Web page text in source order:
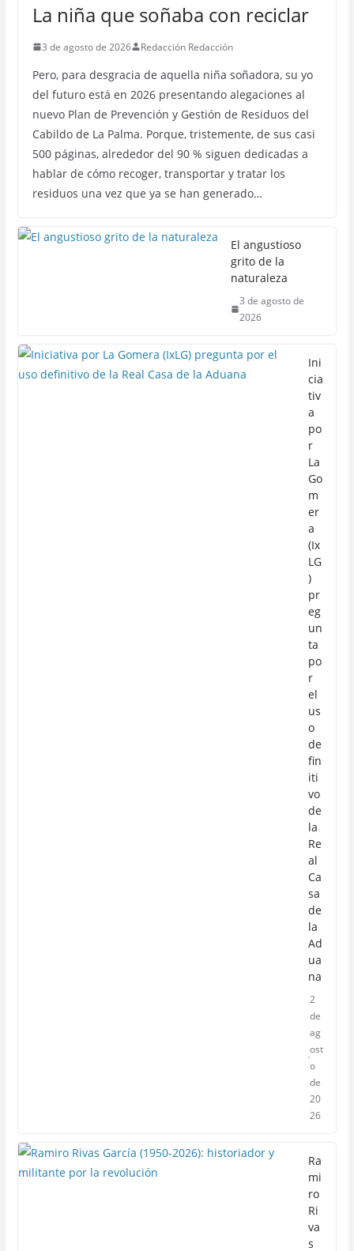
La niña que soñaba con reciclar
3 de agosto de 2026 Redacción Redacción
Pero, para desgracia de aquella niña soñadora, su yo
del futuro está en 2026 presentando alegaciones al
nuevo Plan de Prevención y Gestión de Residuos del
Cabildo de La Palma. Porque, tristemente, de sus casi
500 páginas, alrededor del 90 % siguen dedicadas a
hablar de cómo recoger, transportar y tratar los
residuos una vez que ya se han generado…
El angustioso
grito de la
naturaleza
3 de agosto de
2026
Ini
cia
tiv
a
po
r
La
Go
m
er
a
(Ix
LG
)
pr
eg
un
ta
po
r
el
us
o
de
fin
iti
vo
de
la
Re
al
Ca
sa
de
la
Ad
ua
na
2
de
ag
ost
o
de
20
26
Ra
mi
ro
Ri
va
s